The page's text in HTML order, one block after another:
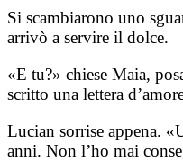
Si scambiarono uno
arrivò a servire il dolce.
«E tu?» chiese Maia,
scritto una lettera
Lucian sorrise appena.
anni. Non l’ho mai